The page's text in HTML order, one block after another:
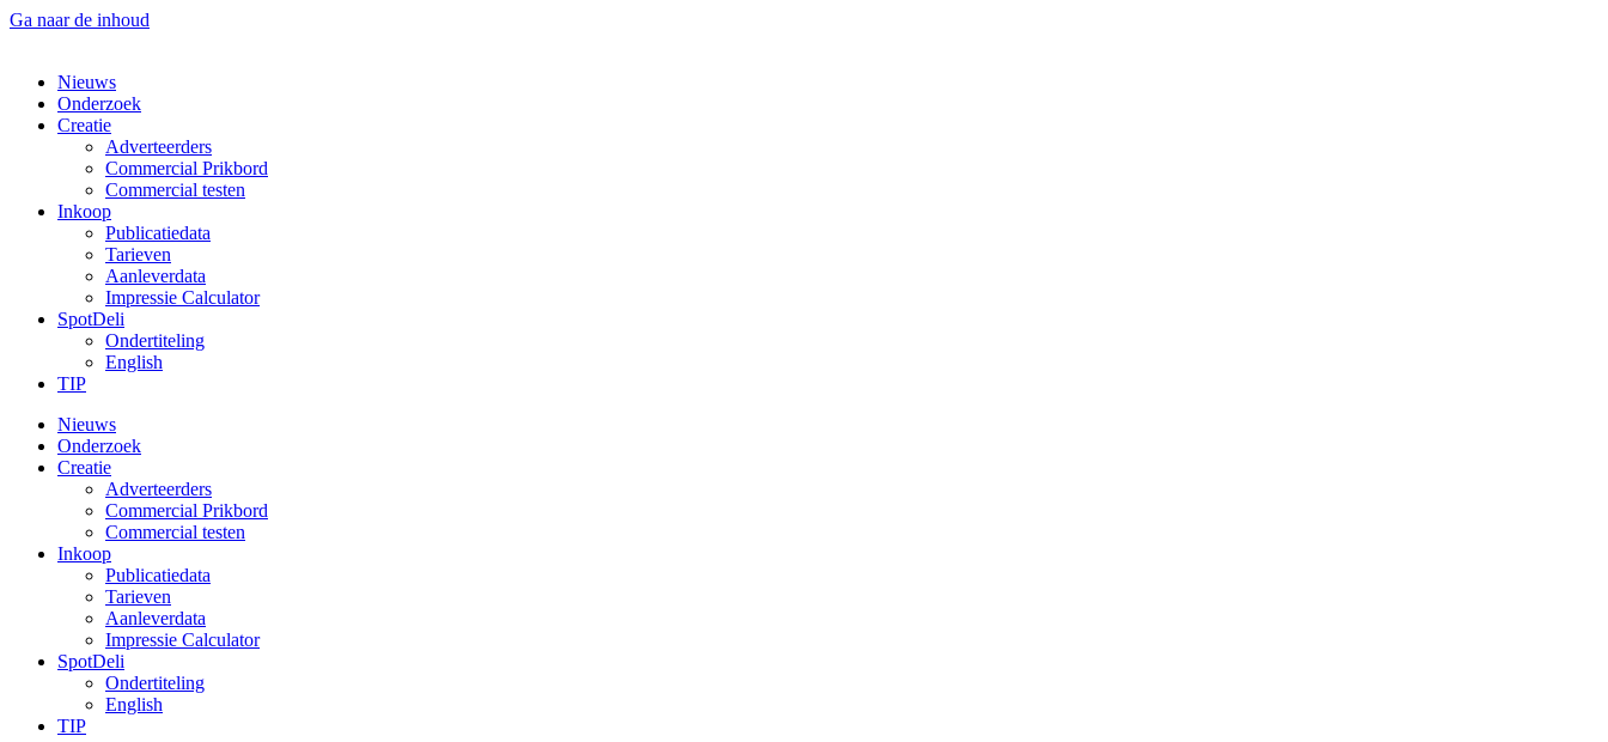
Ga naar de inhoud
Nieuws
Onderzoek
Creatie
Adverteerders
Commercial Prikbord
Commercial testen
Inkoop
Publicatiedata
Tarieven
Aanleverdata
Impressie Calculator
SpotDeli
Ondertiteling
English
TIP
Nieuws
Onderzoek
Creatie
Adverteerders
Commercial Prikbord
Commercial testen
Inkoop
Publicatiedata
Tarieven
Aanleverdata
Impressie Calculator
SpotDeli
Ondertiteling
English
TIP